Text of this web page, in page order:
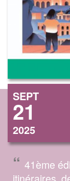
SEPT
21
2025
“ 41ème
itinéraires,